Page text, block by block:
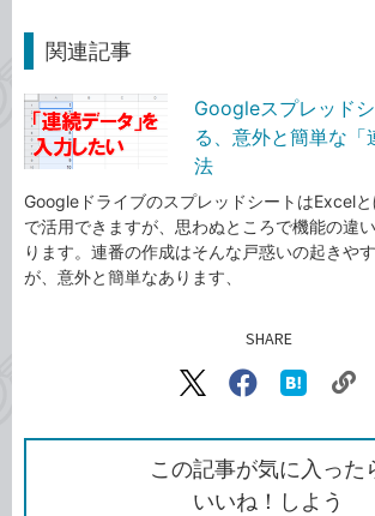
関連記事
Googleスプレッド
る、意外と簡単な「
法
GoogleドライブのスプレッドシートはExcel
で活用できますが、思わぬところで機能の違
ります。連番の作成はそんな戸惑いの起きや
が、意外と簡単なあります、
SHARE
X（旧
で
シ
ェ
ア
Facebook
シ
ェ
ア
な
ブ
ッ
ク
ク
を
コ
この記事が気に入った
いいね！しよう